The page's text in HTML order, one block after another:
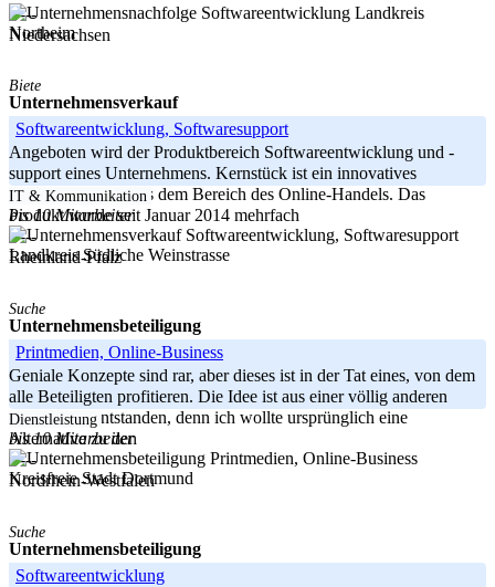
-----
Niedersachsen
Landkreis
Northeim
Biete
Unternehmensverkauf
Softwareentwicklung, Softwaresupport
Angeboten wird der Produktbereich Softwareentwicklung und -
support eines Unternehmens. Kernstück ist ein innovatives
Softwareprodukt aus dem Bereich des Online-Handels. Das
Produkt wurde seit Januar 2014 mehrfach
-----
Rheinland-Pfalz
IT & Kommunikation
bis 10 Mitarbeiter
Landkreis Südliche Weinstrasse
Suche
Unternehmensbeteiligung
Printmedien, Online-Business
Geniale Konzepte sind rar, aber dieses ist in der Tat eines, von dem
alle Beteiligten profitieren. Die Idee ist aus einer völlig anderen
Idee heraus entstanden, denn ich wollte ursprünglich eine
Alternative zu den
-----
Nordrhein-Westfalen
Dienstleistung
bis 10 Mitarbeiter
Kreisfreie Stadt Dortmund
Suche
Unternehmensbeteiligung
Softwareentwicklung